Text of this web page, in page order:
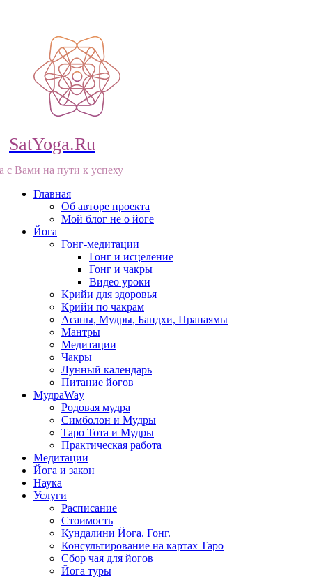
SatYoga.Ru
с Вами на пути к успеху
Главная
Об авторе проекта
Мой блог не о йоге
Йога
Гонг-медитации
Гонг и исцеление
Гонг и чакры
Видео уроки
Крийи для здоровья
Крийи по чакрам
Асаны, Мудры, Бандхи, Пранаямы
Мантры
Медитации
Чакры
Лунный календарь
Питание йогов
МудраWay
Родовая мудра
Симболон и Мудры
Таро Тота и Мудры
Практическая работа
Медитации
Йога и закон
Наука
Услуги
Расписание
Стоимость
Кундалини Йога. Гонг.
Консультирование на картах Таро
Сбор чая для йогов
Йога туры